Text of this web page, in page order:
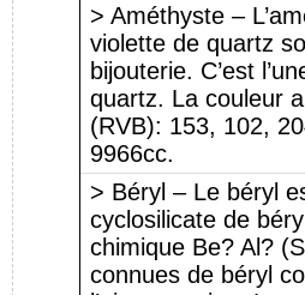
> Améthyste –
violette de quartz
bijouterie. C’est
quartz. La couleur
(RVB): 153, 102,
9966cc.
> Béryl – Le béryl
cyclosilicate de
chimique Be? Al?
connues de béryl